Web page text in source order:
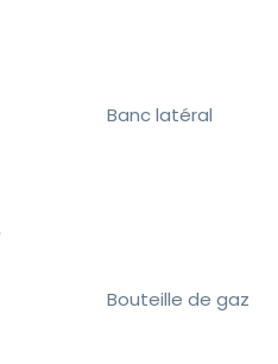
Banc latéral
Bouteille de gaz